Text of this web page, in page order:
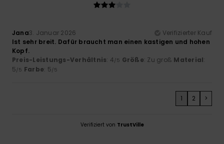
Jana3. Januar 2026
Verifizierter Kauf
Ist sehr breit. Dafür braucht man einen kastigen und hohen
Kopf.
Preis-Leistungs-Verhältnis: 4/5 Größe: Zu groß Material:
5/5 Farbe: 5/5
1 2 >
Verifiziert von TrustVille